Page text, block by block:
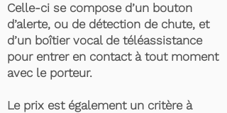
Celle-ci se compose d’un bouton
d’alerte, ou de détection de chute, et
d’un boîtier vocal de téléassistance
pour entrer en contact à tout moment
avec le porteur.
Le prix est également un critère à